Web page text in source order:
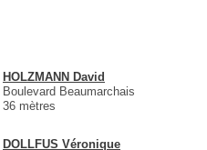
HOLZMANN David
Boulevard Beaumarchais
36 mètres
DOLLFUS Véronique